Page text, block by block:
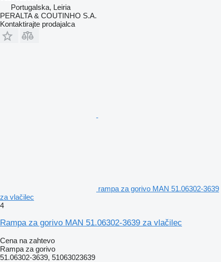
Portugalska, Leiria
PERALTA & COUTINHO S.A.
Kontaktirajte prodajalca
rampa za gorivo MAN 51.06302-3639
za vlačilec
4
Rampa za gorivo MAN 51.06302-3639 za vlačilec
Cena na zahtevo
Rampa za gorivo
51.06302-3639, 51063023639